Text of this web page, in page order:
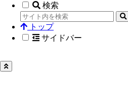
検索
トップ
サイドバー